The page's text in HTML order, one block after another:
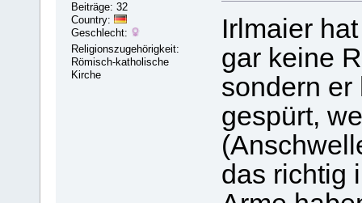
Beiträge: 32
Country:
Geschlecht:
Religionszugehörigkeit:
Römisch-katholische
Kirche
Irlmaier
gar keine
sondern er
gespürt,
das richtig